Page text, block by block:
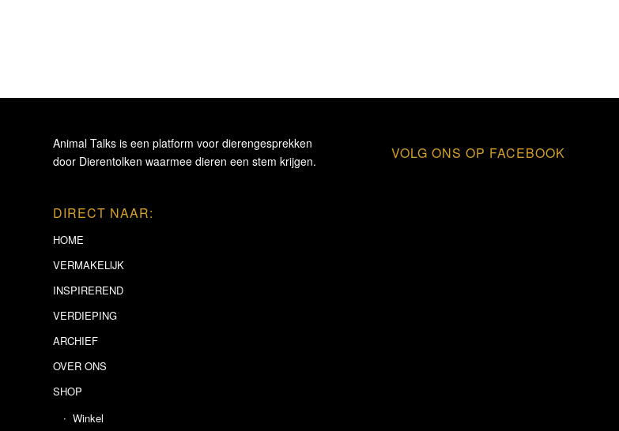
Animal Talks is een platform voor dierengesprekken
door Dierentolken waarmee dieren een stem krijgen.
DIRECT NAAR:
HOME
VERMAKELIJK
INSPIREREND
VERDIEPING
ARCHIEF
OVER ONS
SHOP
Winkel
VOLG ONS OP FACEBOOK